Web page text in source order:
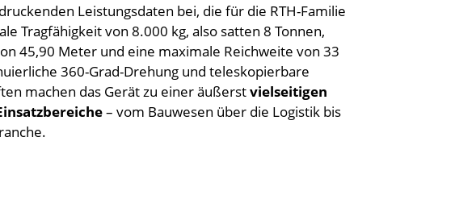
Leistungsdaten bei, die für die RTH-Familie
Tragfähigkeit von 8.000 kg, also satten 8 Tonnen,
45,90 Meter und eine maximale Reichweite von 33
360-Grad-Drehung und teleskopierbare
machen das Gerät zu einer äußerstvielseitigen
– vom Bauwesen über die Logistik bis